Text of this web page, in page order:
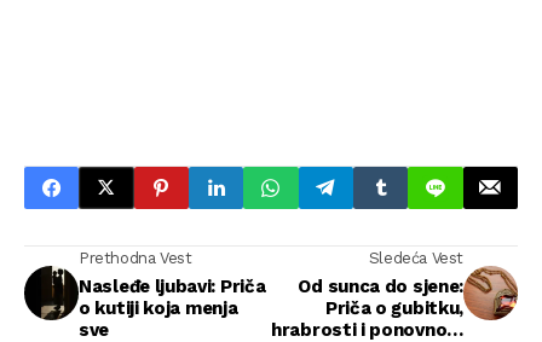
Prethodna Vest
Nasleđe ljubavi: Priča
o kutiji koja menja
sve
Sledeća Vest
Od sunca do sjene:
Priča o gubitku,
hrabrosti i ponovnom